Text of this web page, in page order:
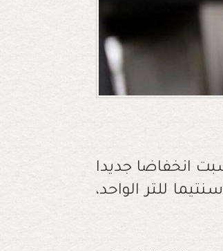
انخفاضا جديدا
لدى معظم الموزعين، حيث تراجعت أسعار البنزين بـ50 سنتيما للتر الواحد،